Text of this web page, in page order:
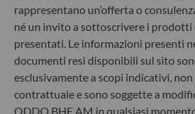
rappresentano un’offerta o
né un invito a sottoscrivere i prodotti
presentati. Le informazioni presenti
documenti resi disponibili sul sito
esclusivamente a scopi indicativi,
contrattuale e sono soggette a
ODDO BHF AM in qualsiasi